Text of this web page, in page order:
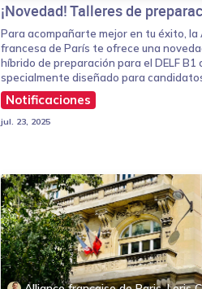
¡Novedad! Talleres de
Para acompañarte mejor en tu éxito, la
francesa de París te ofrece una
híbrido de preparación para el DELF B1
specialmente diseñado para candidatos
Notificaciones
jul. 23, 2025